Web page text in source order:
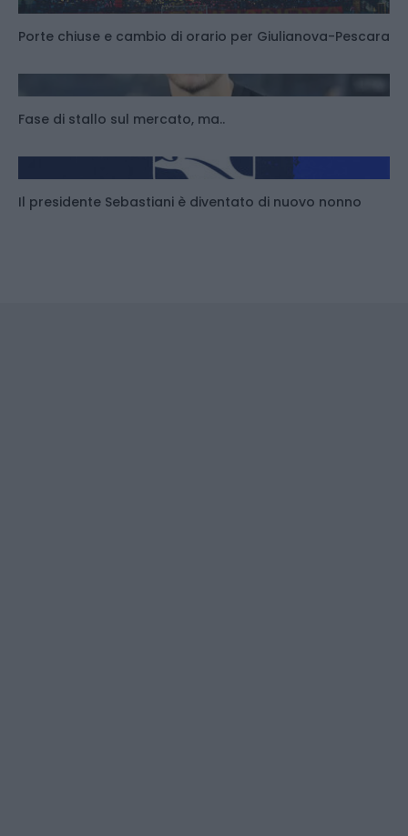
Porte chiuse e cambio di orario per Giulianova-Pescara
Fase di stallo sul mercato, ma..
Il presidente Sebastiani è diventato di nuovo nonno